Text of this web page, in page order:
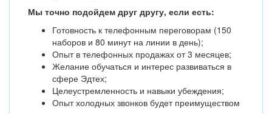
Мы точно подойдем друг другу, если есть:
Готовность к телефонным переговорам (150
наборов и 80 минут на линии в день);
Опыт в телефонных продажах от 3 месяцев;
Желание обучаться и интерес развиваться в
сфере Эдтех;
Целеустремленность и навыки убеждения;
Опыт холодных звонков будет преимуществом